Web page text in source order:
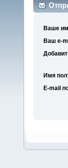
Ваше
Ваш e-
Имя
E-mail